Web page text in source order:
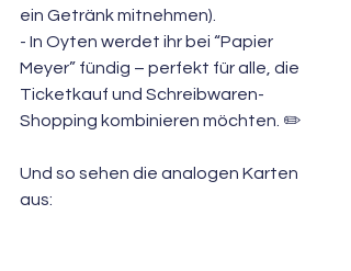
ein Getränk mitnehmen).
- In Oyten werdet ihr bei “Papier
Meyer” fündig – perfekt für alle, die
Ticketkauf und Schreibwaren-
Shopping kombinieren möchten. ✏️
Und so sehen die analogen Karten
aus: